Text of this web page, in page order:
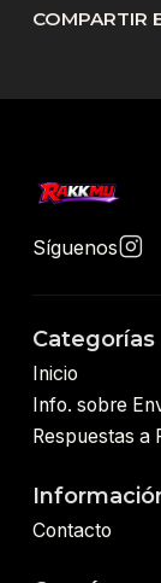
COMPARTIR
Síguenos
Categorías
Inicio
Info. sobre
Respuestas a
Contacto